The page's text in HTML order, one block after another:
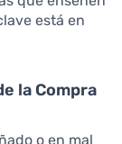
está en
la Compra
o en mal